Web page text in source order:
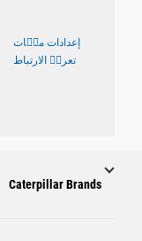
إعدادات ملٝات
تعريٝ الارتباط
Caterpillar Brands